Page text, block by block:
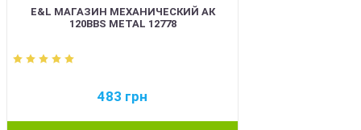
E&L МАГАЗИН МЕХАНИЧЕСКИЙ АК
120BBS METAL 12778
483 грн